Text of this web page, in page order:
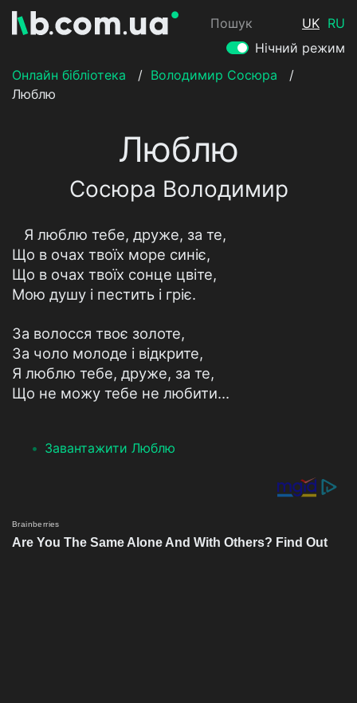
Пошук UK RU
Нічний режим
Онлайн бібліотека
/ Володимир Сосюра
/
Люблю
Люблю
Сосюра Володимир
Я люблю тебе, друже, за те,
Що в очах твоїх море синіє,
Що в очах твоїх сонце цвіте,
Мою душу і пестить і гріє.
За волосся твоє золоте,
За чоло молоде і відкрите,
Я люблю тебе, друже, за те,
Що не можу тебе не любити...
Завантажити Люблю